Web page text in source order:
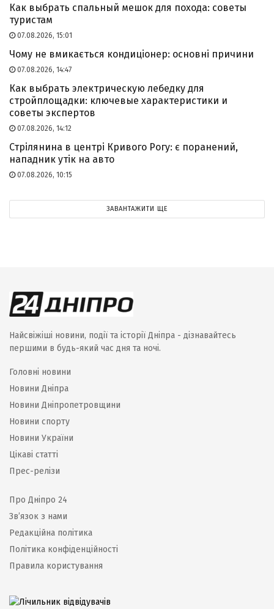
Как выбрать спальный мешок для похода: советы
туристам
07.08.2026, 15:01
Чому не вмикається кондиціонер: основні причини
07.08.2026, 14:47
Как выбрать электрическую лебедку для
стройплощадки: ключевые характеристики и
советы экспертов
07.08.2026, 14:12
Стрілянина в центрі Кривого Рогу: є поранений,
нападник утік на авто
07.08.2026, 10:15
ЗАВАНТАЖИТИ ЩЕ
Найсвіжіші новини, події та історії Дніпра - дізнавайтесь
першими в будь-який час дня та ночі.
Головні новини
Новини Дніпра
Новини Дніпропетровщини
Новини спорту
Новини України
Цікаві статті
Прес-релізи
Про Дніпро 24
Зв’язок з нами
Редакційна політика
Політика конфіденційності
Правила користування